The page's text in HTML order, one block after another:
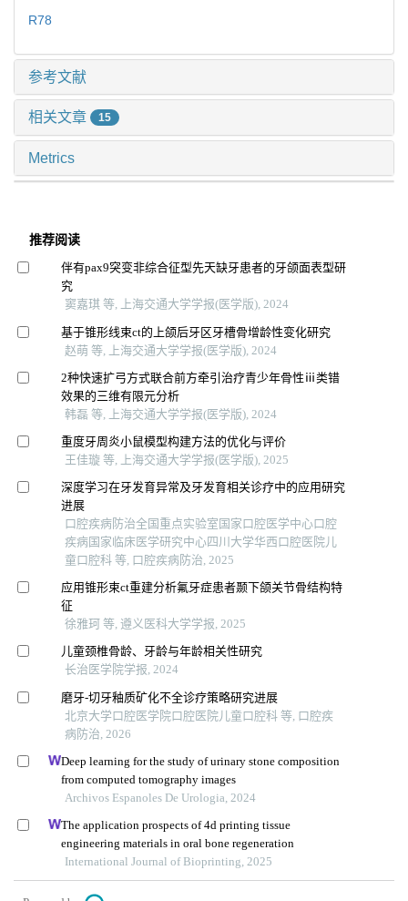
R78
参考文献
相关文章 15
Metrics
推荐阅读
伴有pax9突变非综合征型先天缺牙患者的牙颌面表型研
究
窦嘉琪 等, 上海交通大学学报(医学版), 2024
基于锥形线束ct的上颌后牙区牙槽骨增龄性变化研究
赵萌 等, 上海交通大学学报(医学版), 2024
2种快速扩弓方式联合前方牵引治疗青少年骨性ⅲ类错
效果的三维有限元分析
韩磊 等, 上海交通大学学报(医学版), 2024
重度牙周炎小鼠模型构建方法的优化与评价
王佳璇 等, 上海交通大学学报(医学版), 2025
深度学习在牙发育异常及牙发育相关诊疗中的应用研究
进展
口腔疾病防治全国重点实验室国家口腔医学中心口腔
疾病国家临床医学研究中心四川大学华西口腔医院儿
童口腔科 等, 口腔疾病防治, 2025
应用锥形束ct重建分析氟牙症患者颞下颌关节骨结构特
征
徐雅珂 等, 遵义医科大学学报, 2025
儿童颈椎骨龄、牙龄与年龄相关性研究
长治医学院学报, 2024
磨牙-切牙釉质矿化不全诊疗策略研究进展
北京大学口腔医学院口腔医院儿童口腔科 等, 口腔疾
病防治, 2026
Deep learning for the study of urinary stone composition
from computed tomography images
Archivos Espanoles De Urologia, 2024
The application prospects of 4d printing tissue
engineering materials in oral bone regeneration
International Journal of Bioprinting, 2025